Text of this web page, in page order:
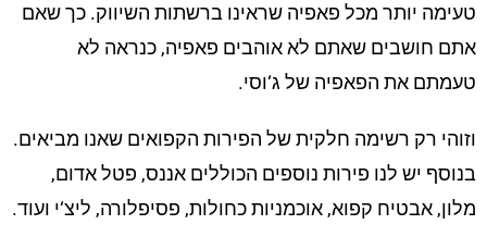
טעימה יותר מכל פאפיה שראינו ברשתות השיווק. כך שאם
אתם חושבים שאתם לא אוהבים פאפיה, כנראה לא
טעמתם את הפאפיה של ג‘וסי.
וזוהי רק רשימה חלקית של הפירות הקפואים שאנו מביאים.
בנוסף יש לנו פירות נוספים הכוללים אננס, פטל אדום,
מלון, אבטיח קפוא, אוכמניות כחולות, פסיפלורה, ליצ‘י ועוד.